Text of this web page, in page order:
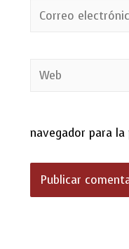
Correo
Web
navegador para